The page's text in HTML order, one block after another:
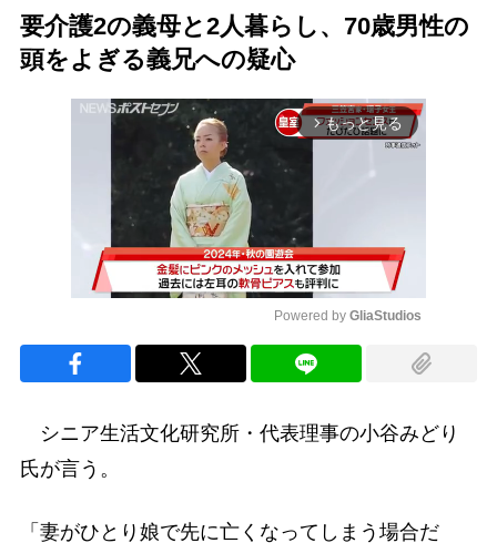
要介護2の義母と2人暮らし、70歳男性の
頭をよぎる義兄への疑心
arrow_forward_ios もっと見る
Powered by GliaStudios
シニア生活文化研究所・代表理事の小谷みどり
氏が言う。
「妻がひとり娘で先に亡くなってしまう場合だ